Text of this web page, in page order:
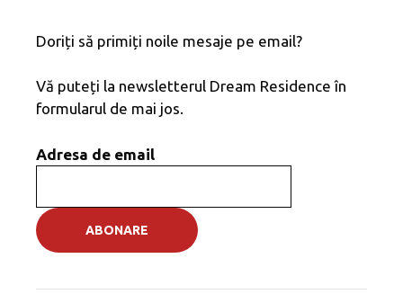
Doriți să primiți noile mesaje pe email?
Vă puteți la newsletterul Dream Residence în
formularul de mai jos.
Adresa de email